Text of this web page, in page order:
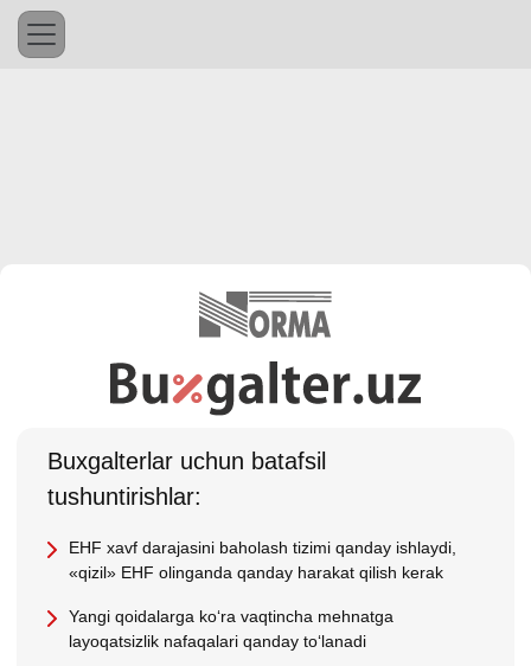
Buхgalterlar uchun batafsil
tushuntirishlar:
EHF хavf darajasini baholash tizimi qanday ishlaydi,
«qizil» EHF olinganda qanday harakat qilish kerak
Yangi qoidalarga koʻra vaqtincha mehnatga
layoqatsizlik nafaqalari qanday toʻlanadi